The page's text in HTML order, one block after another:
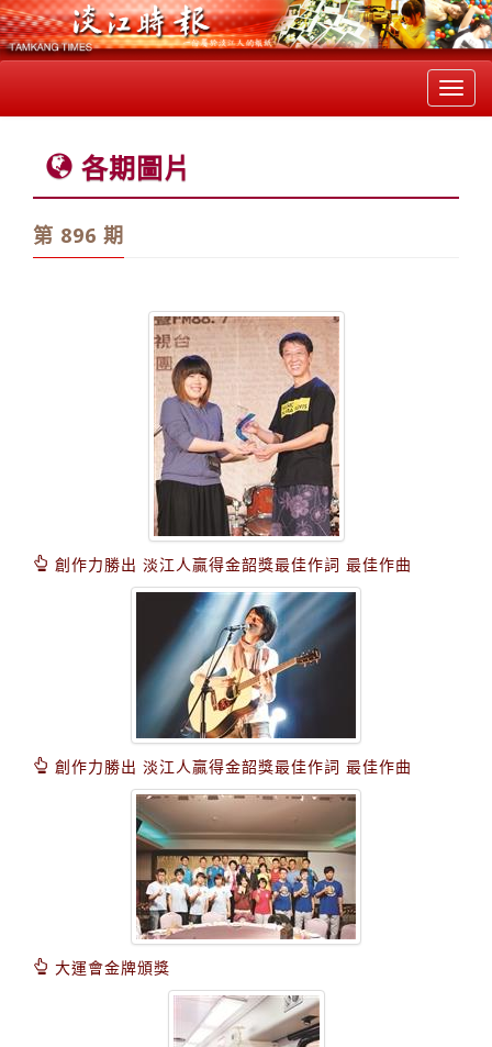
各期圖片
第 896 期
創作力勝出 淡江人贏得金韶獎最佳作詞 最佳作曲
創作力勝出 淡江人贏得金韶獎最佳作詞 最佳作曲
大運會金牌頒獎